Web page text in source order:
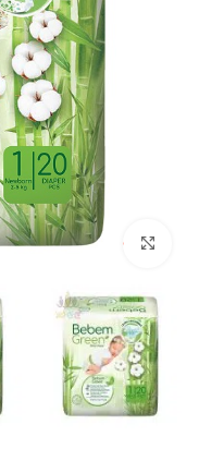
بزرگنمایی تصویر